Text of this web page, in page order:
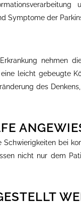
Symptome der
nehmen
leicht gebeugte
des
bei
nicht nur dem